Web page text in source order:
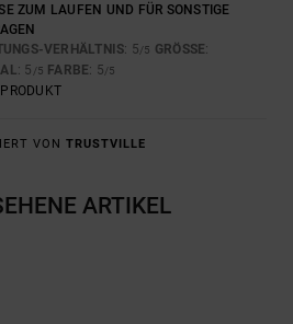
ZUM LAUFEN UND FÜR SONSTIGE
VERHÄLTNIS: 5/5 GRÖSSE :
: 5 /5 FARBE: 5/5
VON TRUSTVILLE
ARTIKEL